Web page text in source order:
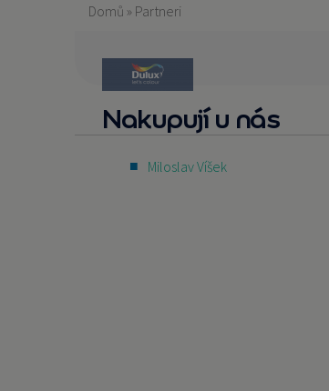
Domů » Partneri
Nakupují u nás
Miloslav Víšek